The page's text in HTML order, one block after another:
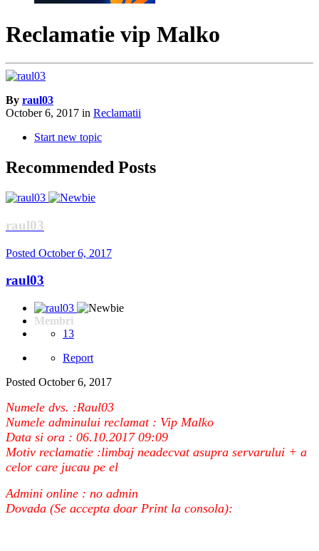
Reclamatie vip Malko
By raul03
October 6, 2017 in Reclamatii
Start new topic
Recommended Posts
raul03
Posted October 6, 2017
raul03
Membri
13
Report
Posted October 6, 2017
Numele dvs. :Raul03
Numele adminului reclamat : Vip Malko
Data si ora : 06.10.2017 09:09
Motiv reclamatie :limbaj neadecvat asupra servarului + a
celor care jucau pe el
Admini online : no admin
Dovada (Se accepta doar Print la consola):